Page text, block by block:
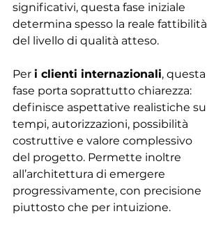
significativi, questa fase iniziale
determina spesso la reale fattibilità
del livello di qualità atteso.
Per i clienti internazionali, questa
fase porta soprattutto chiarezza:
definisce aspettative realistiche su
tempi, autorizzazioni, possibilità
costruttive e valore complessivo
del progetto. Permette inoltre
all’architettura di emergere
progressivamente, con precisione
piuttosto che per intuizione.